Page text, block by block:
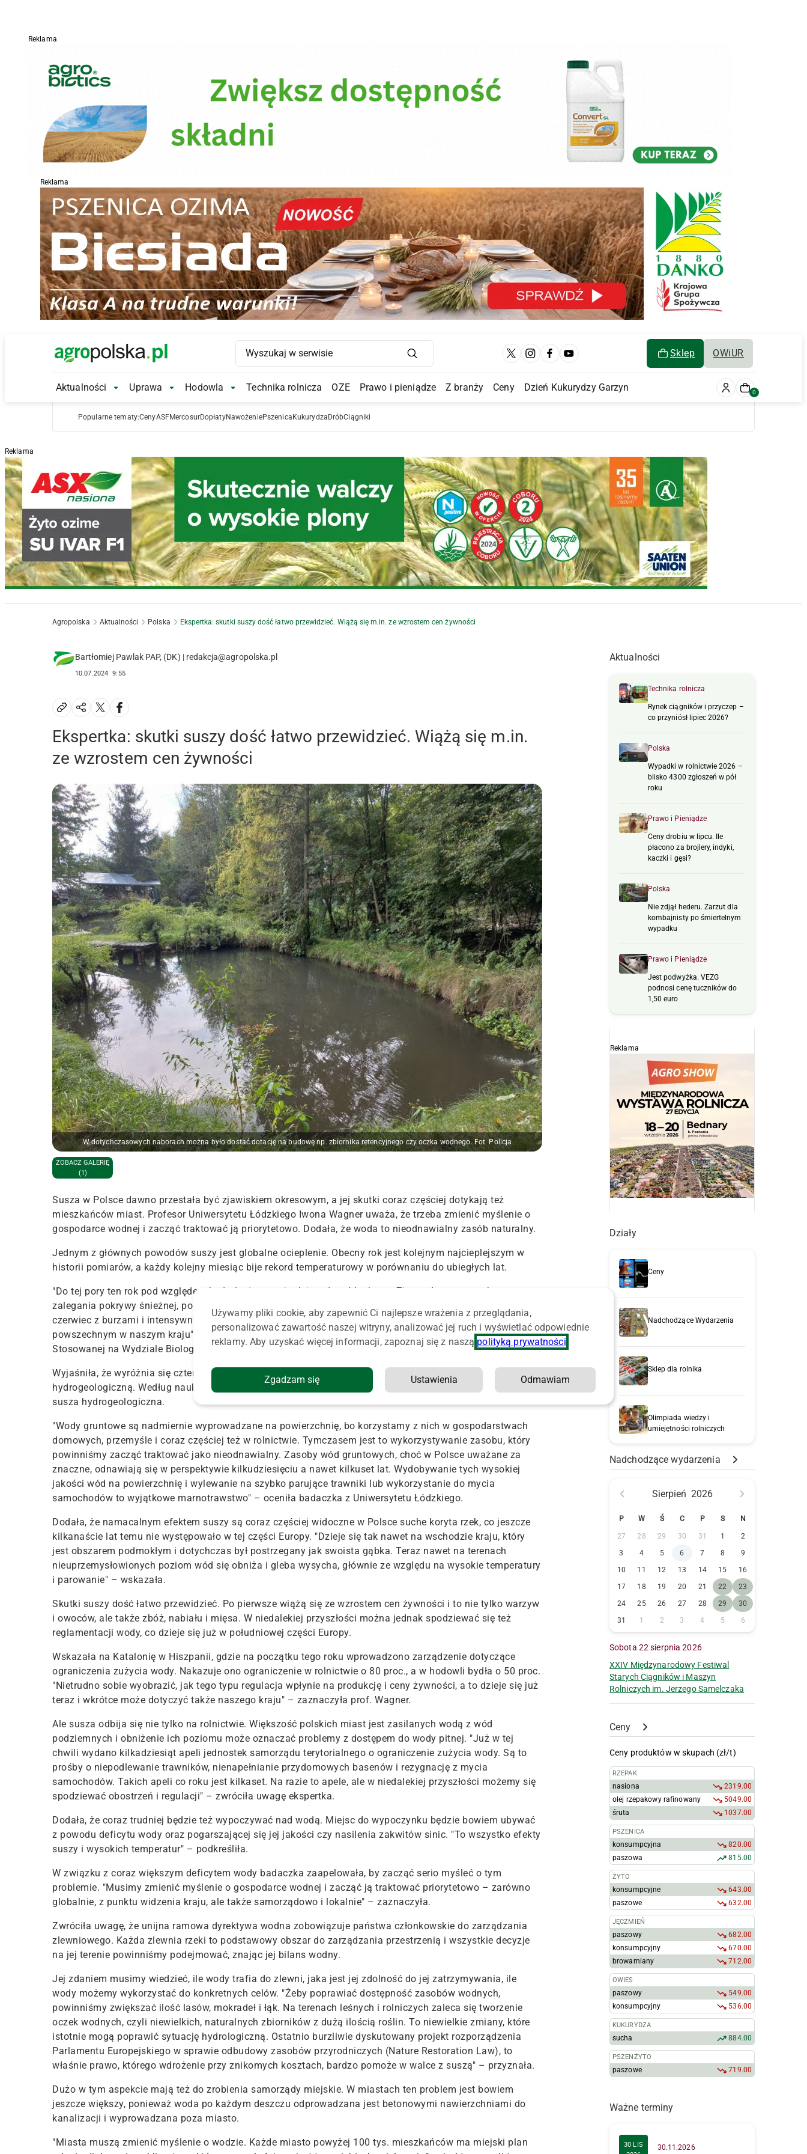
Reklama
Reklama
Main Logo Sklep OWiUR
Main Navigation
Aktualności Aktualności Submenu
Uprawa Uprawa Submenu
Hodowla Hodowla Submenu
Technika rolnicza OZE Prawo i pieniądze Z branży Ceny Dzień Kukurydzy Garzyn 0
Popularne tematy:CenyASFMercosurDopłatyNawożeniePszenica Kukurydza DróbCiągniki
Reklama
Agropolska Aktualności Polska Ekspertka: skutki suszy dość łatwo przewidzieć. Wiążą się m.in. ze wzrostem cen żywności
Bartłomiej Pawlak PAP, (DK) | redakcja@agropolska.pl
10.07.2024 9:55
Ekspertka: skutki suszy dość łatwo przewidzieć. Wiążą się m.in.
ze wzrostem cen żywności
W dotychczasowych naborach można było dostać dotację na budowę np. zbiornika retencyjnego czy oczka wodnego. Fot. Policja
ZOBACZ GALERIĘ
(1)
Susza w Polsce dawno przestała być zjawiskiem okresowym, a jej skutki coraz częściej dotykają też
mieszkańców miast. Profesor Uniwersytetu Łódzkiego Iwona Wagner uważa, że trzeba zmienić myślenie o
gospodarce wodnej i zacząć traktować ją priorytetowo. Dodała, że woda to nieodnawialny zasób naturalny.
Jednym z głównych powodów suszy jest globalne ocieplenie. Obecny rok jest kolejnym najcieplejszym w
historii pomiarów, a każdy kolejny miesiąc bije rekord temperaturowy w porównaniu do ubiegłych lat.
"Do tej pory ten rok pod względem hydrologicznym i tak jest dosyć łaskawy. Zimą odnotowano okresy
zalegania pokrywy śnieżnej, początek wiosny był dość wilgotny, potem nastąpił gorący maj i upalny
czerwiec z burzami i intensywnymi opadami. Mimo to mówimy o suszy, która stała się już zjawiskiem
powszechnym w naszym kraju" – przyznała prof. Iwona Wagner z Katedry UNESCO Ekohydrologii i Ekologii
Stosowanej na Wydziale Biologii i Ochrony Środowiska UŁ.
Wyjaśniła, że wyróżnia się cztery rodzaje suszy: atmosferyczną, rolniczą (glebową), hydrologiczną i
hydrogeologiczną. Według naukowców, najbardziej niebezpieczna – ponieważ najtrudniej odwracalna – jest
susza hydrogeologiczna.
"Wody gruntowe są nadmiernie wyprowadzane na powierzchnię, bo korzystamy z nich w gospodarstwach
domowych, przemyśle i coraz częściej też w rolnictwie. Tymczasem jest to wykorzystywanie zasobu, który
powinniśmy zacząć traktować jako nieodnawialny. Zasoby wód gruntowych, choć w Polsce uważane za
znaczne, odnawiają się w perspektywie kilkudziesięciu a nawet kilkuset lat. Wydobywanie tych wysokiej
jakości wód na powierzchnię i wylewanie na szybko parujące trawniki lub wykorzystanie do mycia
samochodów to wyjątkowe marnotrawstwo" – oceniła badaczka z Uniwersytetu Łódzkiego.
Dodała, że namacalnym efektem suszy są coraz częściej widoczne w Polsce suche koryta rzek, co jeszcze
kilkanaście lat temu nie występowało w tej części Europy. "Dzieje się tak nawet na wschodzie kraju, który
jest obszarem podmokłym i dotychczas był postrzegany jak swoista gąbka. Teraz nawet na terenach
nieuprzemysłowionych poziom wód się obniża i gleba wysycha, głównie ze względu na wysokie temperatury
i parowanie" – wskazała.
Skutki suszy dość łatwo przewidzieć. Po pierwsze wiążą się ze wzrostem cen żywności i to nie tylko warzyw
i owoców, ale także zbóż, nabiału i mięsa. W niedalekiej przyszłości można jednak spodziewać się też
reglamentacji wody, co dzieje się już w południowej części Europy.
Wskazała na Katalonię w Hiszpanii, gdzie na początku tego roku wprowadzono zarządzenie dotyczące
ograniczenia zużycia wody. Nakazuje ono ograniczenie w rolnictwie o 80 proc., a w hodowli bydła o 50 proc.
"Nietrudno sobie wyobrazić, jak tego typu regulacja wpłynie na produkcję i ceny żywności, a to dzieje się już
teraz i wkrótce może dotyczyć także naszego kraju" – zaznaczyła prof. Wagner.
Ale susza odbija się nie tylko na rolnictwie. Większość polskich miast jest zasilanych wodą z wód
podziemnych i obniżenie ich poziomu może oznaczać problemy z dostępem do wody pitnej. "Już w tej
chwili wydano kilkadziesiąt apeli jednostek samorządu terytorialnego o ograniczenie zużycia wody. Są to
prośby o niepodlewanie trawników, nienapełnianie przydomowych basenów i rezygnację z mycia
samochodów. Takich apeli co roku jest kilkaset. Na razie to apele, ale w niedalekiej przyszłości możemy się
spodziewać obostrzeń i regulacji" – zwróciła uwagę ekspertka.
Dodała, że coraz trudniej będzie też wypoczywać nad wodą. Miejsc do wypoczynku będzie bowiem ubywać
z powodu deficytu wody oraz pogarszającej się jej jakości czy nasilenia zakwitów sinic. "To wszystko efekty
suszy i wysokich temperatur" – podkreśliła.
W związku z coraz większym deficytem wody badaczka zaapelowała, by zacząć serio myśleć o tym
problemie. "Musimy zmienić myślenie o gospodarce wodnej i zacząć ją traktować priorytetowo – zarówno
globalnie, z punktu widzenia kraju, ale także samorządowo i lokalnie" – zaznaczyła.
Zwróciła uwagę, że unijna ramowa dyrektywa wodna zobowiązuje państwa członkowskie do zarządzania
zlewniowego. Każda zlewnia rzeki to podstawowy obszar do zarządzania przestrzenią i wszystkie decyzje
na jej terenie powinniśmy podejmować, znając jej bilans wodny.
Jej zdaniem musimy wiedzieć, ile wody trafia do zlewni, jaka jest jej zdolność do jej zatrzymywania, ile
wody możemy wykorzystać do konkretnych celów. "Żeby poprawiać dostępność zasobów wodnych,
powinniśmy zwiększać ilość lasów, mokradeł i łąk. Na terenach leśnych i rolniczych zaleca się tworzenie
oczek wodnych, czyli niewielkich, naturalnych zbiorników z dużą ilością roślin. To niewielkie zmiany, które
istotnie mogą poprawić sytuację hydrologiczną. Ostatnio burzliwie dyskutowany projekt rozporządzenia
Parlamentu Europejskiego w sprawie odbudowy zasobów przyrodniczych (Nature Restoration Law), to
właśnie prawo, którego wdrożenie przy znikomych kosztach, bardzo pomoże w walce z suszą" – przyznała.
Dużo w tym aspekcie mają też do zrobienia samorządy miejskie. W miastach ten problem jest bowiem
jeszcze większy, ponieważ woda po każdym deszczu odprowadzana jest betonowymi nawierzchniami do
kanalizacji i wyprowadzana poza miasto.
"Miasta muszą zmienić myślenie o wodzie. Każde miasto powyżej 100 tys. mieszkańców ma miejski plan
Aktualności
Technika rolnicza
Rynek ciągników i przyczep –
co przyniósł lipiec 2026?
Polska
Wypadki w rolnictwie 2026 –
blisko 4300 zgłoszeń w pół
roku
Prawo i Pieniądze
Ceny drobiu w lipcu. Ile
płacono za brojlery, indyki,
kaczki i gęsi?
Polska
Nie zdjął hederu. Zarzut dla
kombajnisty po śmiertelnym
wypadku
Prawo i Pieniądze
Jest podwyżka. VEZG
podnosi cenę tuczników do
1,50 euro
Reklama
Działy
Ceny
Nadchodzące Wydarzenia
Sklep dla rolnika
Olimpiada wiedzy i
umiejętności rolniczych
Nadchodzące wydarzenia
Sierpień 2026
P W Ś C P S N
27 28 29 30 31 1
2
3
4 5 6 7 8
9
10
11 12 13 14 15
16
17
18 19 20 21 22
23
24
25 26 27 28 29
30
31
1 2 3 4 5 6
Sobota 22 sierpnia 2026
XXIV Międzynarodowy Festiwal
Starych Ciągników i Maszyn
Rolniczych im. Jerzego Samelczaka
Ceny
Ceny produktów w skupach (zł/t)
RZEPAK
nasiona
2319.00
olej rzepakowy rafinowany
5049.00
śruta
1037.00
PSZENICA
konsumpcyjna
820.00
paszowa
815.00
ŻYTO
konsumpcyjne
643.00
paszowe
632.00
JĘCZMIEŃ
paszowy
682.00
konsumpcyjny
670.00
browarniany
712.00
OWIES
paszowy
549.00
konsumpcyjny
536.00
KUKURYDZA
sucha 884.00
PSZENŻYTO
paszowe 719.00
Ważne terminy
30 LIS
30.11.2026
Używamy pliki cookie, aby zapewnić Ci najlepsze wrażenia z przeglądania,
personalizować zawartość naszej witryny, analizować jej ruch i wyświetlać odpowiednie
reklamy. Aby uzyskać więcej informacji, zapoznaj się z naszą polityką prywatności
Zgadzam się Ustawienia Odmawiam